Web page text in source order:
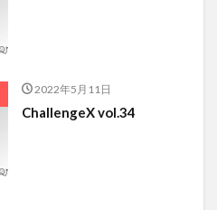
2022年5月11日
ChallengeX vol.34